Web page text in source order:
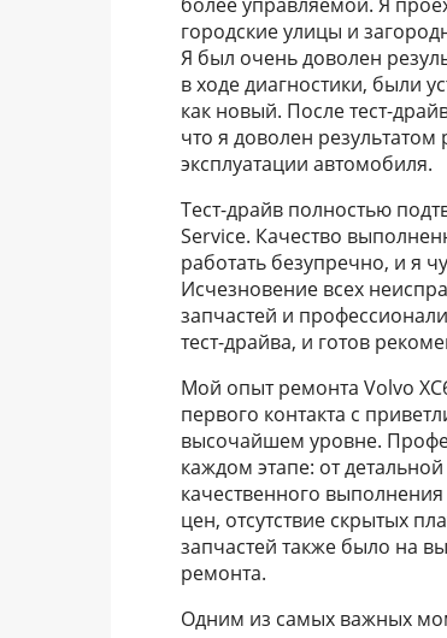
городские улицы и
Я был очень доволен
в ходе диагностики, были
как новый. После тест-
что я доволен
эксплуатации автомобиля.
Тест-драйв полностью
Service. Качество
работать безупречно, и я
Исчезновение всех
запчастей и
тест-драйва, и готов
Мой опыт ремонта Volvo
первого контакта с
высочайшем уровне.
каждом этапе: от
качественного
цен, отсутствие скрытых
запчастей также было на
ремонта.
Одним из самых важных